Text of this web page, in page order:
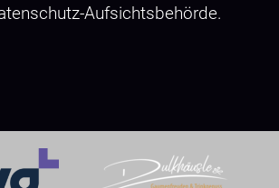
Aufsichtsbehörde.